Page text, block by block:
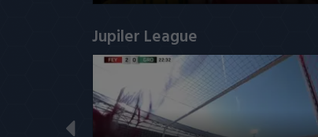
Jupiler League